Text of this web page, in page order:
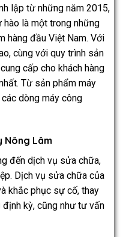
lập từ những năm 2015,
hào là một trong những
hàng đầu Việt Nam. Với
cùng với quy trình sản
cấp cho khách hàng
Từ sản phẩm máy
dòng máy công
Nông Lâm
đến dịch vụ sửa chữa,
Dịch vụ sửa chữa của
khắc phục sự cố, thay
kỳ, cũng như tư vấn